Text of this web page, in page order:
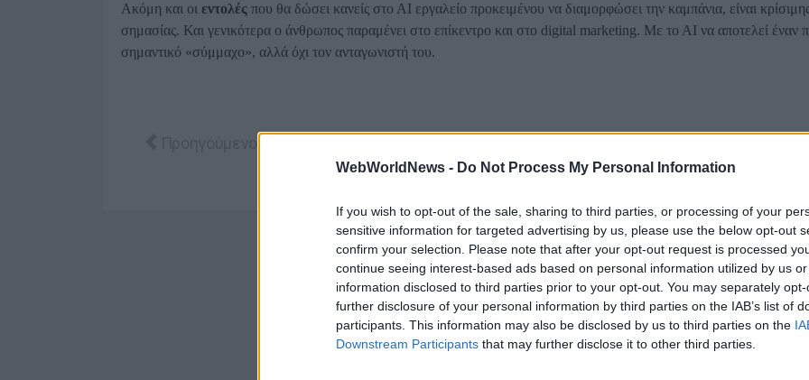
WebWorldNews - Do Not Process My Personal Information
If you wish to opt-out of the sale, sharing to third parties, or processing of your
sensitive information for targeted advertising by us, please use the below opt-out
confirm your selection. Please note that after your opt-out request is processed
continue seeing interest-based ads based on personal information utilized by us
information disclosed to third parties prior to your opt-out. You may separately
further disclosure of your personal information by third parties on the IAB’s list of
participants. This information may also be disclosed by us to third parties on the
Downstream Participants that may further disclose it to other third parties.
Ακόμη και οι εντολές που θα δώσει κανείς στο ΑΙ εργαλείο προκειμένου να διαμορφώσει την καμπάνια, είναι
σημασίας. Και γενικότερα ο άνθρωπος παραμένει στο επίκεντρο και στο digital marketing. Με το ΑΙ να αποτελεί έναν
σημαντικό «σύμμαχο», αλλά όχι τον ανταγωνιστή του.
Προηγούμενο άρθρο: Κάλλιο αργά, παρά ποτέ για την Ευρώπη…